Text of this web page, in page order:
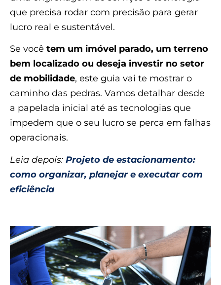
que precisa rodar com precisão para gerar
lucro real e sustentável.
Se você tem um imóvel parado, um terreno
bem localizado ou deseja investir no setor
de mobilidade, este guia vai te mostrar o
caminho das pedras. Vamos detalhar desde
a papelada inicial até as tecnologias que
impedem que o seu lucro se perca em falhas
operacionais.
Leia depois: Projeto de estacionamento:
como organizar, planejar e executar com
eficiência